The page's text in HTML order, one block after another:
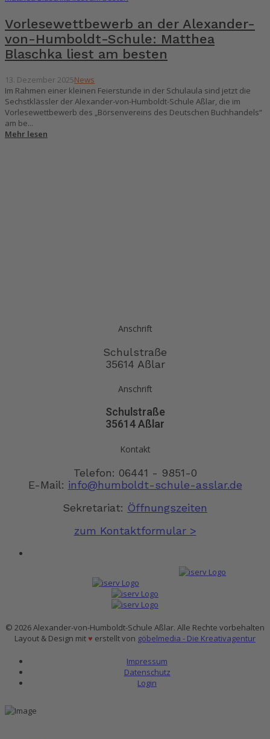
Vorlesewettbewerb an der Alexander-
von-Humboldt-Schule: Matthea
Blaschka liest am besten
13. Dezember 2025News
Im Rahmen einer kleinen Feierstunde in der Schulaula sind jetzt die
Sechstklässler der Alexander-von-Humboldt-Schule Aßlar, die im
Vorlesewettbewerb des „Börsenvereins des Deutschen Buchhandels“
am be...
Mehr lesen
Anschrift
Schulstraße
35614 Aßlar
Anschrift
Schulstraße
35614 Aßlar
Kontakt
Telefon: 06441 - 9851-0
E-Mail: info@humboldt-schule-asslar.de
Sekretariat: Öffnungszeiten
zum Kontaktformular >
© 2026 Alexander-von-Humboldt-Schule Aßlar. Alle Rechte vorbehalten
Layout & Design mit♥ erstellt von göbelmedia - Die Kreativagentur
Impressum
Datenschutz
Login